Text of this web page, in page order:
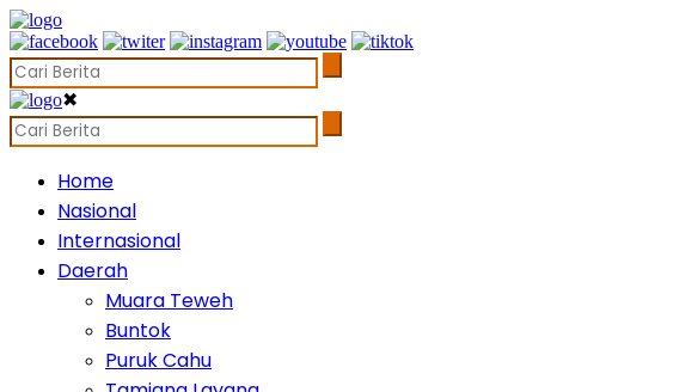
✖
Home
Nasional
Internasional
Daerah
Muara Teweh
Buntok
Puruk Cahu